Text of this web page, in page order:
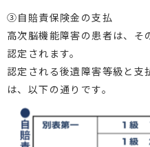
③自賠責保険金の支払
高次脳機能障害の患者は、そ
認定されます。
認定される後遺障害等級と支
は、以下の通りです。